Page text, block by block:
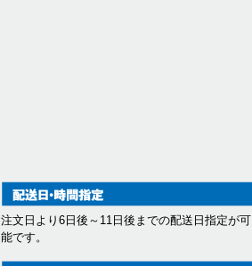
注文日より6日後～11日後までの配送日指定が可
能です。